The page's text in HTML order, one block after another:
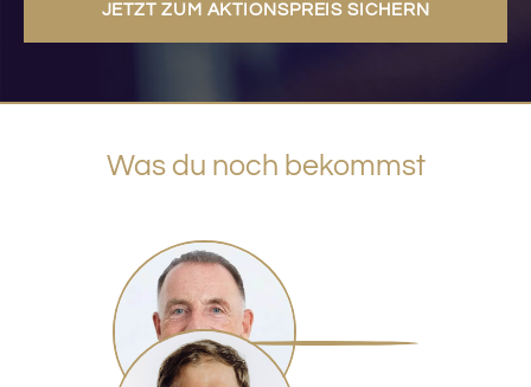
JETZT ZUM AKTIONSPREIS SICHERN
Was du noch bekommst